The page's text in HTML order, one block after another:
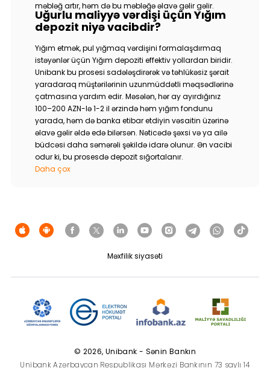
məbləğ artır, həm də bu məbləğə əlavə gəlir gəlir.
Uğurlu maliyyə vərdişi üçün Yığım
depozit niyə vacibdir?
Yığım etmək, pul yığmaq vərdişini formalaşdırmaq
istəyənlər üçün Yığım depoziti effektiv yollardan biridir.
Unibank bu prosesi sadələşdirərək və təhlükəsiz şərait
yaradaraq müştərilərinin uzunmüddətli məqsədlərinə
çatmasına yardım edir. Məsələn, hər ay ayırdığınız
100–200 AZN-lə 1-2 il ərzində həm yığım fondunu
yarada, həm də banka etibar etdiyin vəsaitin üzərinə
əlavə gəlir əldə edə bilərsən. Nəticədə şəxsi və ya ailə
büdcəsi daha səmərəli şəkildə idarə olunur. Ən vacibi
odur ki, bu prosesdə depozit sığortalanır.
Daha çox
Məxfilik siyasəti
© 2026, Unibank - Sənin Bankın
Unibank Azərbaycan Respublikası Mərkəzi Bankının 73 saylı 14